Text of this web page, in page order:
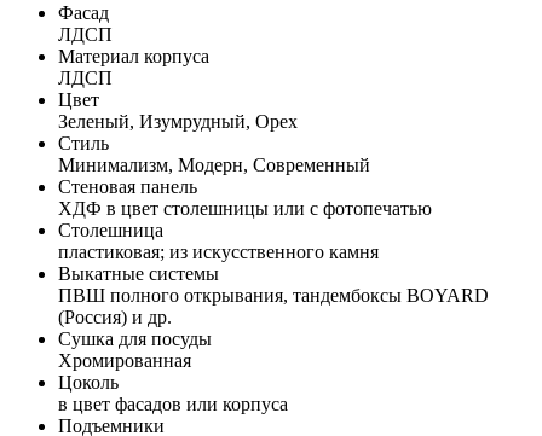
Фасад
ЛДСП
Материал корпуса
ЛДСП
Цвет
Зеленый, Изумрудный, Орех
Стиль
Минимализм, Модерн, Современный
Стеновая панель
ХДФ в цвет столешницы или с фотопечатью
Столешница
пластиковая; из искусственного камня
Выкатные системы
ПВШ полного открывания, тандембоксы BOYARD
(Россия) и др.
Сушка для посуды
Хромированная
Цоколь
в цвет фасадов или корпуса
Подъемники